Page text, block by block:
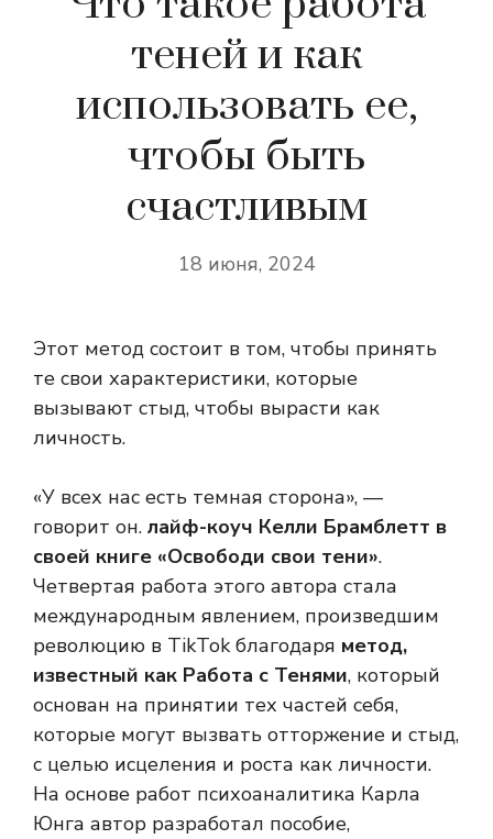
теней и как
использовать ее,
чтобы быть
счастливым
18 июня, 2024
Этот метод состоит в том, чтобы принять
те свои характеристики, которые
вызывают стыд, чтобы вырасти как
личность.
«У всех нас есть темная сторона», —
говорит он. лайф-коуч Келли Брамблетт в
своей книге «Освободи свои тени».
Четвертая работа этого автора стала
международным явлением, произведшим
революцию в TikTok благодаря метод,
известный как Работа с Тенями, который
основан на принятии тех частей себя,
которые могут вызвать отторжение и стыд,
с целью исцеления и роста как личности.
На основе работ психоаналитика Карла
Юнга автор разработал пособие,